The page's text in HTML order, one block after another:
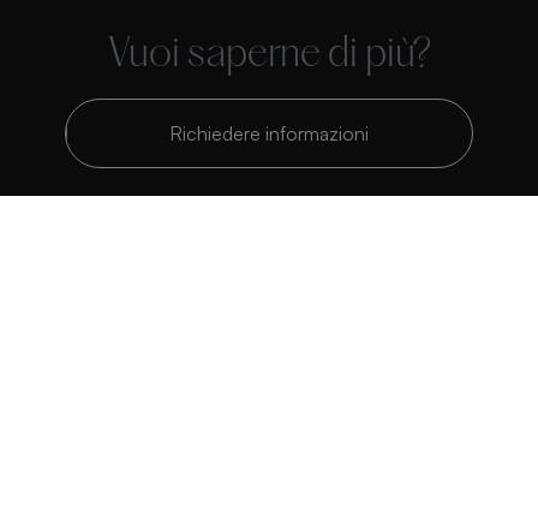
Vuoi saperne di più?
Richiedere informazioni